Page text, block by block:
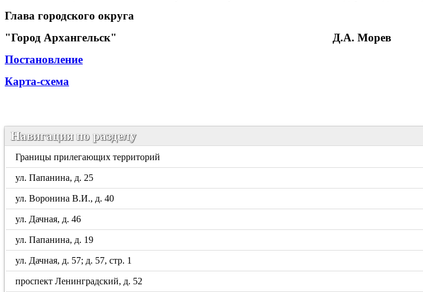
Глава городского округа
"Город Архангельск"
Д.А. Морев
Постановление
Карта-схема
Навигация по разделу
Границы прилегающих территорий
ул. Папанина, д. 25
ул. Воронина В.И., д. 40
ул. Дачная, д. 46
ул. Папанина, д. 19
ул. Дачная, д. 57; д. 57, стр. 1
проспект Ленинградский, д. 52